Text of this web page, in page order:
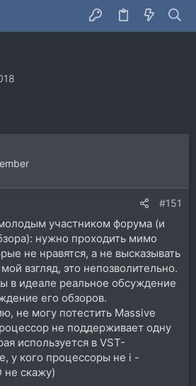
#151
участником форума (и
нужно проходить мимо
не нравятся, а не высказывать
взгляд, это непозволительно.
в идеале реальное обсуждение
его обзоров.
не могу потестить Massive
не поддерживает одну
используется в VST-
у кого процессоры не i -
не скажу)